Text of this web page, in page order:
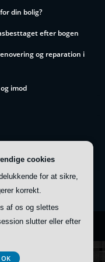
din bolig?
efter bogen
og reparation i
imod
by SpiceThemes
cookies
for at sikre,
korrekt.
af os og slettes
slutter eller efter
OK